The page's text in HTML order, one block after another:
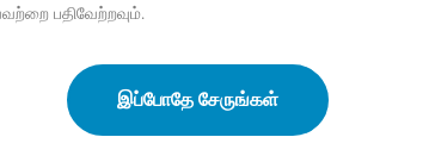
பதிவேற்றவும்.
இப்போதே சேருங்கள்